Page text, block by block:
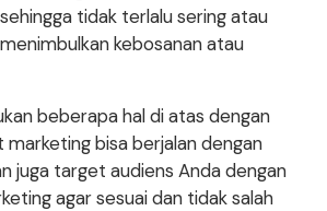
tidak terlalu sering atau
kebosanan atau
beberapa hal di atas dengan
bisa berjalan dengan
juga target audiens Anda dengan
agar sesuai dan tidak salah